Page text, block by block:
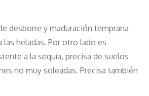
desborre y maduración temprana
las heladas. Por otro lado es
a la sequía, precisa de suelos
no muy soleadas. Precisa también